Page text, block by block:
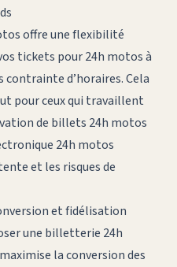
offre une flexibilité
tickets pour 24h motos à
d’horaires. Cela
pour ceux qui travaillent
de billets 24h motos
24h motos
et les risques de
et fidélisation
une billetterie 24h
la conversion des